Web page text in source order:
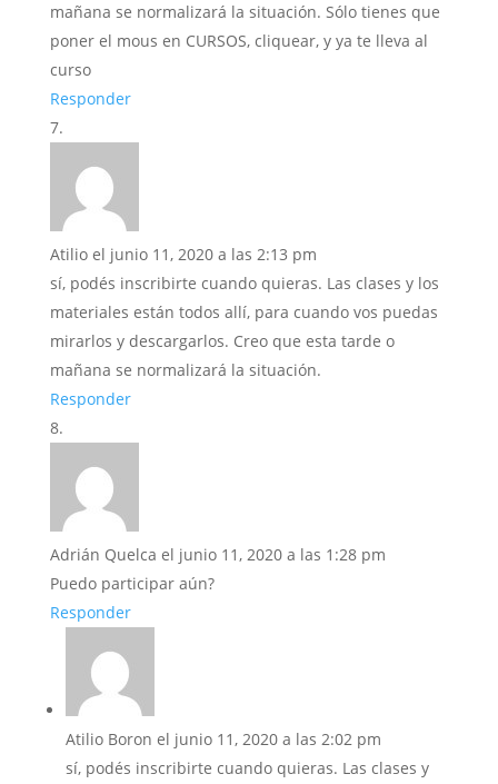
mañana se normalizará la situación. Sólo tienes que
poner el mous en CURSOS, cliquear, y ya te lleva al
curso
Responder
Atilio el junio 11, 2020 a las 2:13 pm
sí, podés inscribirte cuando quieras. Las clases y los
materiales están todos allí, para cuando vos puedas
mirarlos y descargarlos. Creo que esta tarde o
mañana se normalizará la situación.
Responder
Adrián Quelca el junio 11, 2020 a las 1:28 pm
Puedo participar aún?
Responder
Atilio Boron el junio 11, 2020 a las 2:02 pm
sí, podés inscribirte cuando quieras. Las clases y